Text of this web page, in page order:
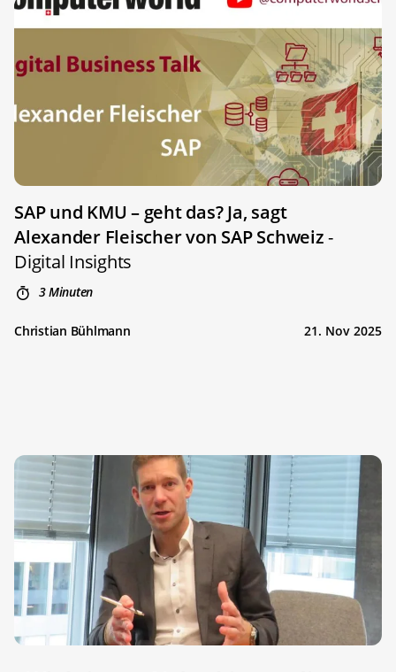
SAP und KMU – geht das? Ja, sagt
Alexander Fleischer von SAP Schweiz-
Digital Insights
3 Minuten
Christian Bühlmann 21. Nov 2025